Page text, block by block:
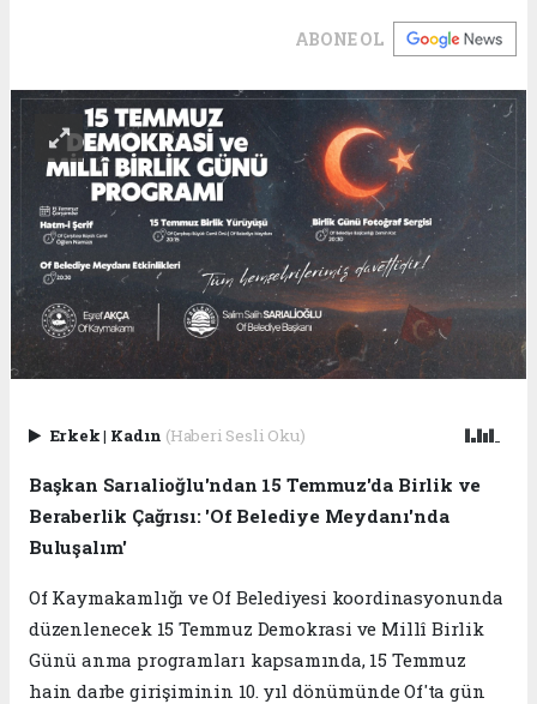
ABONE OL
Erkek| Kadın (Haberi Sesli Oku)
Başkan Sarıalioğlu'ndan 15 Temmuz'da Birlik ve
Beraberlik Çağrısı: 'Of Belediye Meydanı'nda
Buluşalım'
Of Kaymakamlığı ve Of Belediyesi koordinasyonunda
düzenlenecek 15 Temmuz Demokrasi ve Millî Birlik
Günü anma programları kapsamında, 15 Temmuz
hain darbe girişiminin 10. yıl dönümünde Of'ta gün